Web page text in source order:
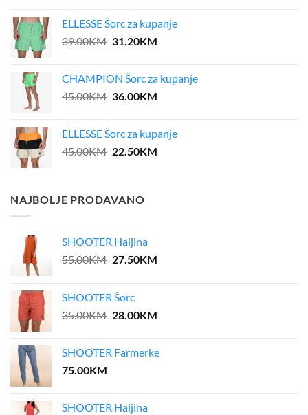
ELLESSE Šorc za kupanje
39.00KM Original
39.00KM.
31.20KMCurrent
31.20KM.
CHAMPION Šorc za kupanje
45.00KM Original
45.00KM.
36.00KMCurrent
36.00KM.
ELLESSE Šorc za kupanje
45.00KM Original
45.00KM.
22.50KMCurrent
NAJBOLJE PRODAVANO
SHOOTER Haljina
55.00KM Original
55.00KM.
27.50KMCurrent
SHOOTER Šorc
35.00KM Original
35.00KM.
28.00KMCurrent
28.00KM.
SHOOTER Farmerke
75.00KM
SHOOTER Haljina